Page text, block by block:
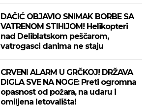
DAČIĆ OBJAVIO SNIMAK BORBE SA
VATRENOM STIHIJOM! Helikopteri
nad Deliblatskom peščarom,
vatrogasci danima ne staju
CRVENI ALARM U GRČKOJ! DRŽAVA
DIGLA SVE NA NOGE: Preti ogromna
opasnost od požara, na udaru i
omiljena letovališta!